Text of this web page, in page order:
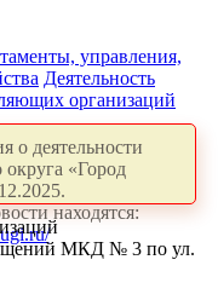
управления,
Деятельность
организаций
о деятельности
«Город
находятся:
МКД № 3 по ул.